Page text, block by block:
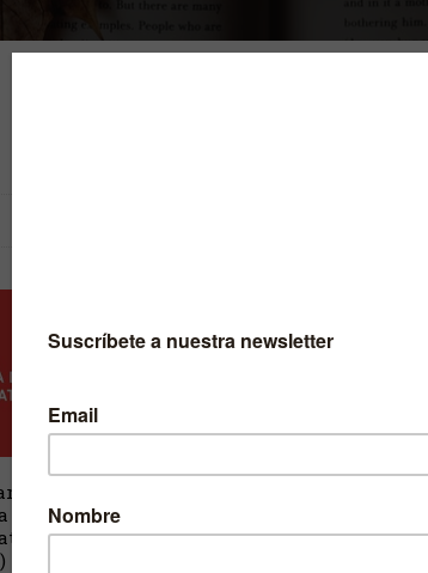
la
de la